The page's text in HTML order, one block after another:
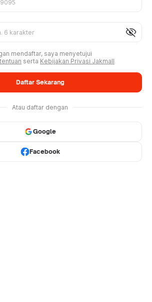
visibility_off
mendaftar, saya menyetujui
serta Kebijakan Privasi Jakmall
Daftar Sekarang
Atau daftar dengan
Google
Facebook